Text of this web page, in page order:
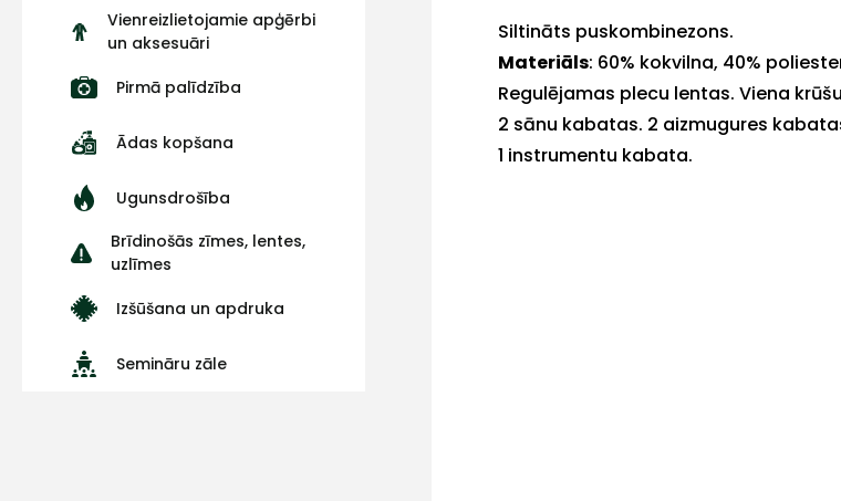
Vienreizlietojamie apģērbi
un aksesuāri
Pirmā palīdzība
Ādas kopšana
Ugunsdrošība
Brīdinošās zīmes, lentes,
uzlīmes
Izšūšana un apdruka
Semināru zāle
Siltināts puskombinezons.
Materiāls: 60% kokvilna, 40%
Regulējamas plecu lentas. Viena
2 sānu kabatas. 2 aizmugures
1 instrumentu kabata.+